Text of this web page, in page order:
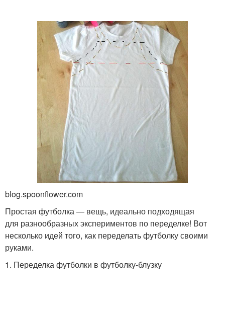
blog.spoonflower.com
Простая футболка — вещь, идеально подходящая
для разнообразных экспериментов по переделке! Вот
несколько идей того, как переделать футболку своими
руками.
1. Переделка футболки в футболку-блузку